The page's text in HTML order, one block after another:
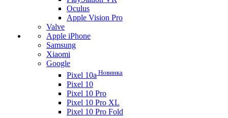
Oculus
Apple Vision Pro
Valve
Apple iPhone
Samsung
Xiaomi
Google
Pixel 10a Новинка
Pixel 10
Pixel 10 Pro
Pixel 10 Pro XL
Pixel 10 Pro Fold